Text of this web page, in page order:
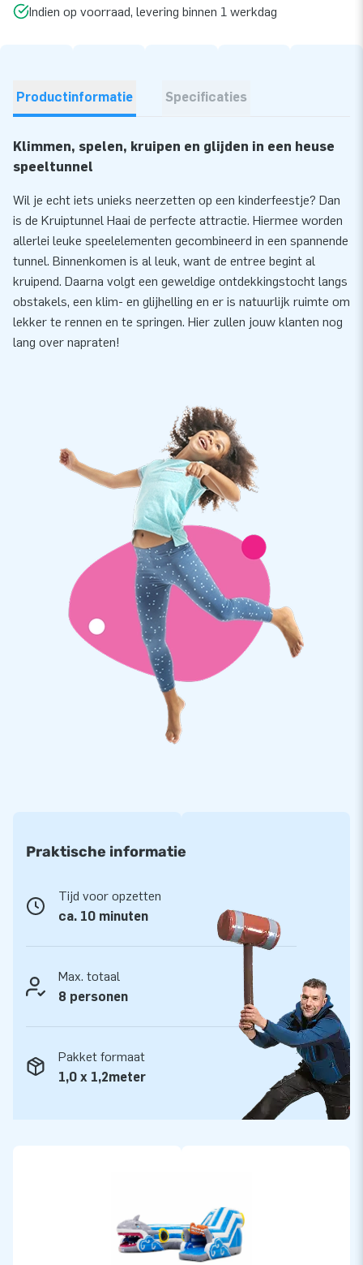
Indien op voorraad, levering binnen 1 werkdag
Productinformatie Specificaties
Klimmen, spelen, kruipen en glijden in een heuse
speeltunnel
Wil je echt iets unieks neerzetten op een kinderfeestje? Dan
is de Kruiptunnel Haai de perfecte attractie. Hiermee worden
allerlei leuke speelelementen gecombineerd in een spannende
tunnel. Binnenkomen is al leuk, want de entree begint al
kruipend. Daarna volgt een geweldige ontdekkingstocht langs
obstakels, een klim- en glijhelling en er is natuurlijk ruimte om
lekker te rennen en te springen. Hier zullen jouw klanten nog
lang over napraten!
Praktische informatie
Tijd voor opzetten
ca. 10 minuten
Max. totaal
8 personen
Pakket formaat
1,0 x 1,2meter